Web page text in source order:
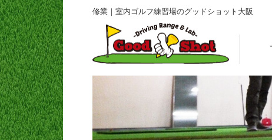
修業｜室内ゴルフ練習場のグッドショット大阪